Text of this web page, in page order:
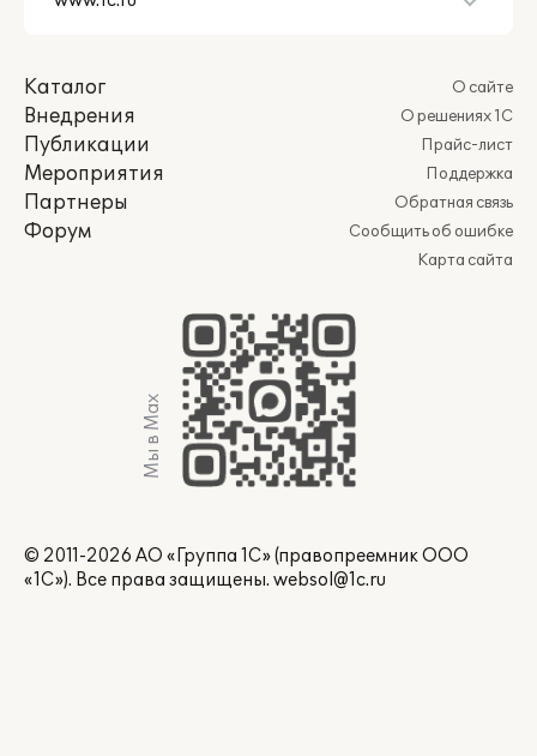
Каталог
Внедрения
Публикации
Мероприятия
Партнеры
Форум
О сайте
О решениях 1С
Прайс-лист
Поддержка
Обратная связь
Сообщить об ошибке
Карта сайта
Мы в Max
© 2011-2026 АО «Группа 1С» (правопреемник ООО
«1С»). Все права защищены. websol@1c.ru